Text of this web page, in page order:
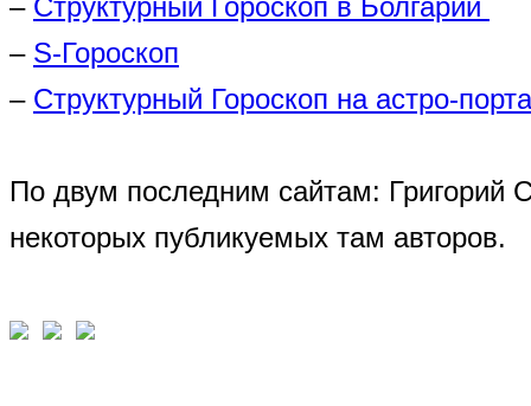
– Структурный Гороскоп в Болгарии
– S-Гороскоп
– Структурный Гороскоп на астро-
По двум последним сайтам: Григорий
некоторых публикуемых там авторов.